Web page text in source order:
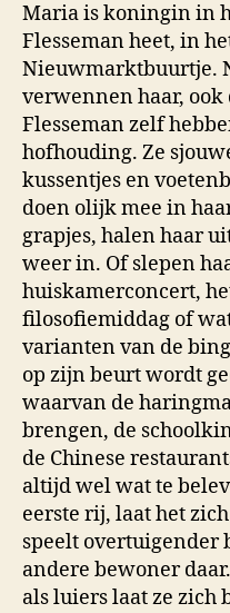
Maria is koningin in
Flesseman heet, in
Nieuwmarktbuurtje.
verwennen haar, ook
Flesseman zelf
hofhouding. Ze
kussentjes en
doen olijk mee in
grapjes, halen haar
weer in. Of slepen
huiskamerconcert,
filosofiemiddag of
varianten van de
op zijn beurt wordt
waarvan de
brengen, de
de Chinese
altijd wel wat te
eerste rij, laat het
speelt overtuigender
andere bewoner
als luiers laat ze zich